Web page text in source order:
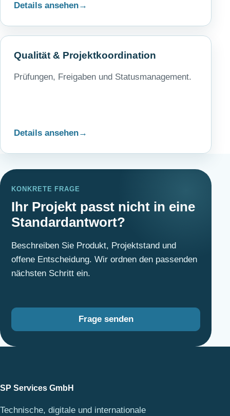
Details ansehen
Qualität & Projektkoordination
Prüfungen, Freigaben und Statusmanagement.
Details ansehen
KONKRETE FRAGE
Ihr Projekt passt nicht in eine
Standardantwort?
Beschreiben Sie Produkt, Projektstand und
offene Entscheidung. Wir ordnen den passenden
nächsten Schritt ein.
Frage senden
SP Services GmbH
Technische, digitale und internationale